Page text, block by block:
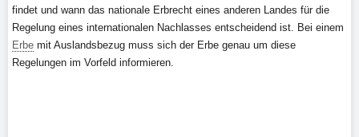
findet und wann das nationale Erbrecht eines anderen Landes für die
Regelung eines internationalen Nachlasses entscheidend ist. Bei einem
Erbe mit Auslandsbezug muss sich der Erbe genau um diese
Regelungen im Vorfeld informieren.